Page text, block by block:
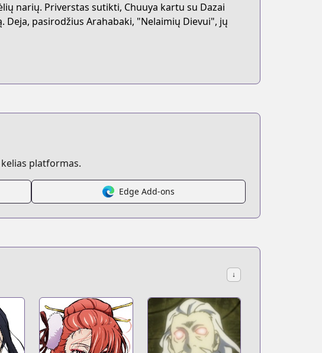
narių. Priverstas sutikti, Chuuya kartu su Dazai
pasirodžius Arahabaki, "Nelaimių Dievui", jų
platformas.
Edge Add-ons
↓